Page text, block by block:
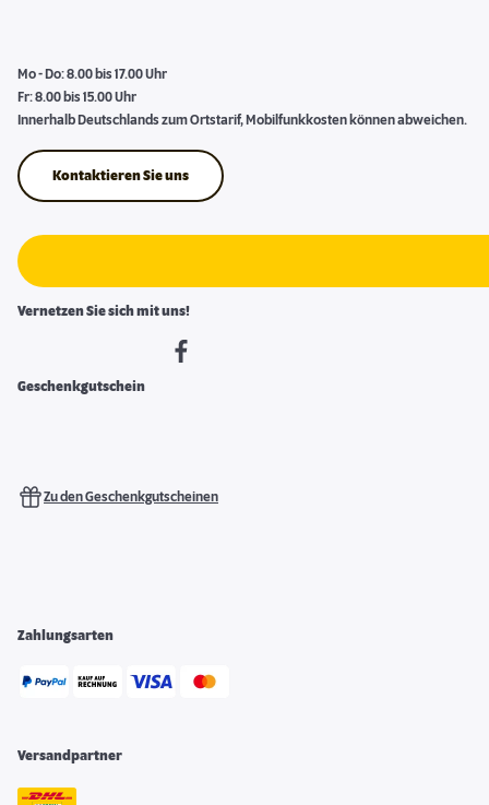
Mo - Do: 8.00 bis 17.00 Uhr
Fr: 8.00 bis 15.00 Uhr
Innerhalb Deutschlands zum Ortstarif, Mobilfunkkosten können abweichen.
Kontaktieren Sie uns
Vernetzen Sie sich mit uns!
Geschenkgutschein
Zu den Geschenkgutscheinen
Zahlungsarten
Versandpartner